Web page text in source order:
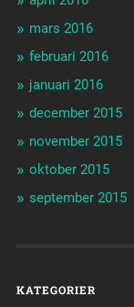
mars 2016
februari 2016
januari 2016
december 2015
november 2015
oktober 2015
september 2015
KATEGORIER